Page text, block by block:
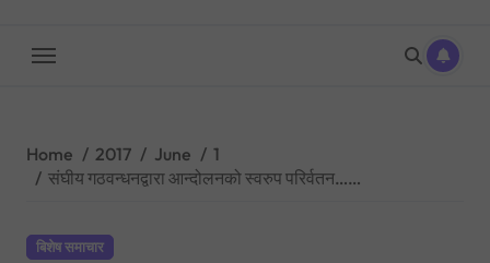
Home 2017 June
1
संघीय गठवन्धनद्वारा आन्दोलनको स्वरुप परिर्वतन……
बिशेष समाचार